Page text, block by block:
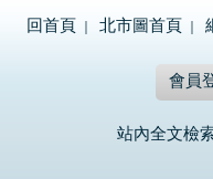
回首頁 北市圖首頁
會員
站內全文檢